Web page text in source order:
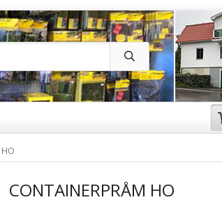
CONTAINERPRÅM HO